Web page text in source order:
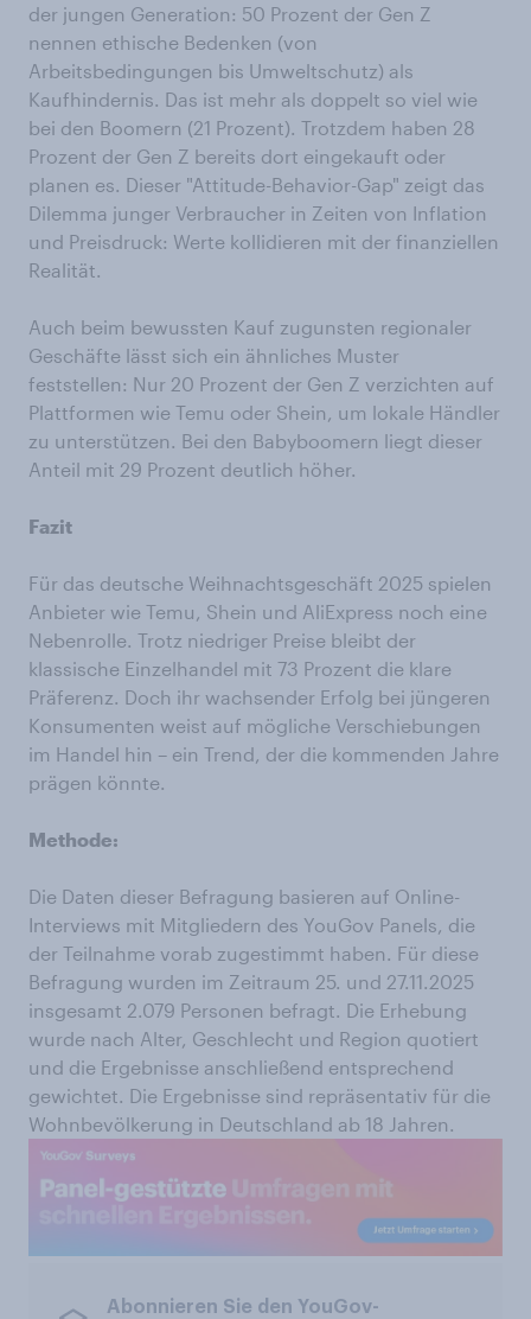
der jungen Generation: 50 Prozent der Gen Z
nennen ethische Bedenken (von
Arbeitsbedingungen bis Umweltschutz) als
Kaufhindernis. Das ist mehr als doppelt so viel wie
bei den Boomern (21 Prozent). Trotzdem haben 28
Prozent der Gen Z bereits dort eingekauft oder
planen es. Dieser "Attitude-Behavior-Gap" zeigt das
Dilemma junger Verbraucher in Zeiten von Inflation
und Preisdruck: Werte kollidieren mit der finanziellen
Realität.
Auch beim bewussten Kauf zugunsten regionaler
Geschäfte lässt sich ein ähnliches Muster
feststellen: Nur 20 Prozent der Gen Z verzichten auf
Plattformen wie Temu oder Shein, um lokale Händler
zu unterstützen. Bei den Babyboomern liegt dieser
Anteil mit 29 Prozent deutlich höher.
Fazit
Für das deutsche Weihnachtsgeschäft 2025 spielen
Anbieter wie Temu, Shein und AliExpress noch eine
Nebenrolle. Trotz niedriger Preise bleibt der
klassische Einzelhandel mit 73 Prozent die klare
Präferenz. Doch ihr wachsender Erfolg bei jüngeren
Konsumenten weist auf mögliche Verschiebungen
im Handel hin – ein Trend, der die kommenden Jahre
prägen könnte.
Methode:
Die Daten dieser Befragung basieren auf Online-
Interviews mit Mitgliedern des YouGov Panels, die
der Teilnahme vorab zugestimmt haben. Für diese
Befragung wurden im Zeitraum 25. und 27.11.2025
insgesamt 2.079 Personen befragt. Die Erhebung
wurde nach Alter, Geschlecht und Region quotiert
und die Ergebnisse anschließend entsprechend
gewichtet. Die Ergebnisse sind repräsentativ für die
Wohnbevölkerung in Deutschland ab 18 Jahren.
Abonnieren Sie den YouGov-